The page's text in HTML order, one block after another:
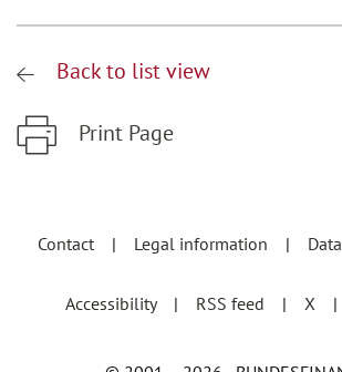
Back to list view
Print Page
Contact
Legal information
Accessibility RSS feed X